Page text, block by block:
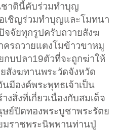
ชาตินี้คับร่วมทำบุญ
เชิญร่วมทำบุญและโมทนา
จัยทุกรูปครับถวายสังฆ
รถวายแตงโมข้าวขาหมู
บปลา19ตัวที่จะถูกฆ่าให้
สังฆทานพระวัดจังหวัด
มีองค์พระพุทธเจ้าเป็น
สิ่งที่เกี่ยวเนื่องกับสมเด็จ
ย์ปิดทองพระบูชาพระรัตย
ราชพระนิพพานท่านปู่